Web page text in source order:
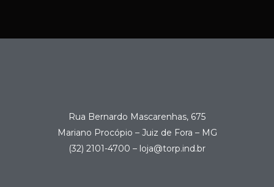
Rua Bernardo Mascarenhas, 675
Mariano Procópio – Juiz de Fora – MG
(32) 2101-4700 – loja@torp.ind.br